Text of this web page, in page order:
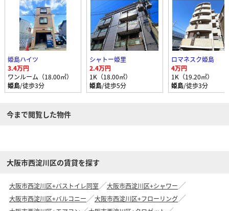
姫島ハイツ
3.4万円
ワンルーム（18.00㎡）
姫島/徒歩3分
シャトー姫里
2.4万円
1K（18.00㎡）
姫島/徒歩5分
ロマネスク姫島
4万円
1K（19.20㎡）
姫島/徒歩3分
今まで閲覧した物件
大阪市西淀川区の賃貸を探す
大阪市西淀川区+バストイレ同室
大阪市西淀川区+シャワー
大阪市西淀川区+バルコニー
大阪市西淀川区+フローリング